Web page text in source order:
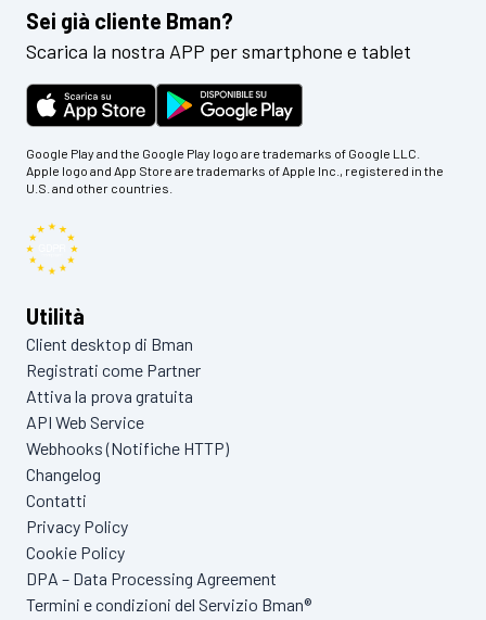
Sei già cliente Bman?
Scarica la nostra APP per smartphone e tablet
Google Play and the Google Play logo are trademarks of Google LLC.
Apple logo and App Store are trademarks of Apple Inc., registered in the
U.S. and other countries.
Utilità
Client desktop di Bman
Registrati come Partner
Attiva la prova gratuita
API Web Service
Webhooks (Notifiche HTTP)
Changelog
Contatti
Privacy Policy
Cookie Policy
DPA – Data Processing Agreement
Termini e condizioni del Servizio Bman®